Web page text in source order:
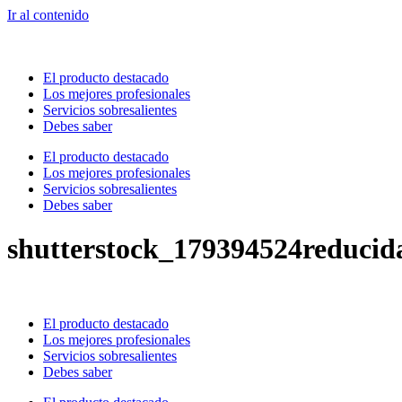
Ir al contenido
El producto destacado
Los mejores profesionales
Servicios sobresalientes
Debes saber
El producto destacado
Los mejores profesionales
Servicios sobresalientes
Debes saber
El producto destacado
Los mejores profesionales
Servicios sobresalientes
Debes saber